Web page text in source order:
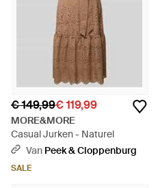
€ 149,99€ 119,99
MORE&MORE
Casual Jurken - Naturel
Van Peek & Cloppenburg
SALE